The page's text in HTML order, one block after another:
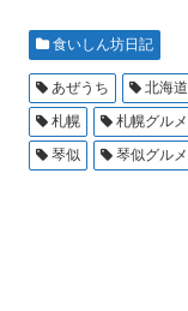
食いしん坊日記
あぜうち 北海道
札幌
札幌グルメ
琴似
琴似グルメ